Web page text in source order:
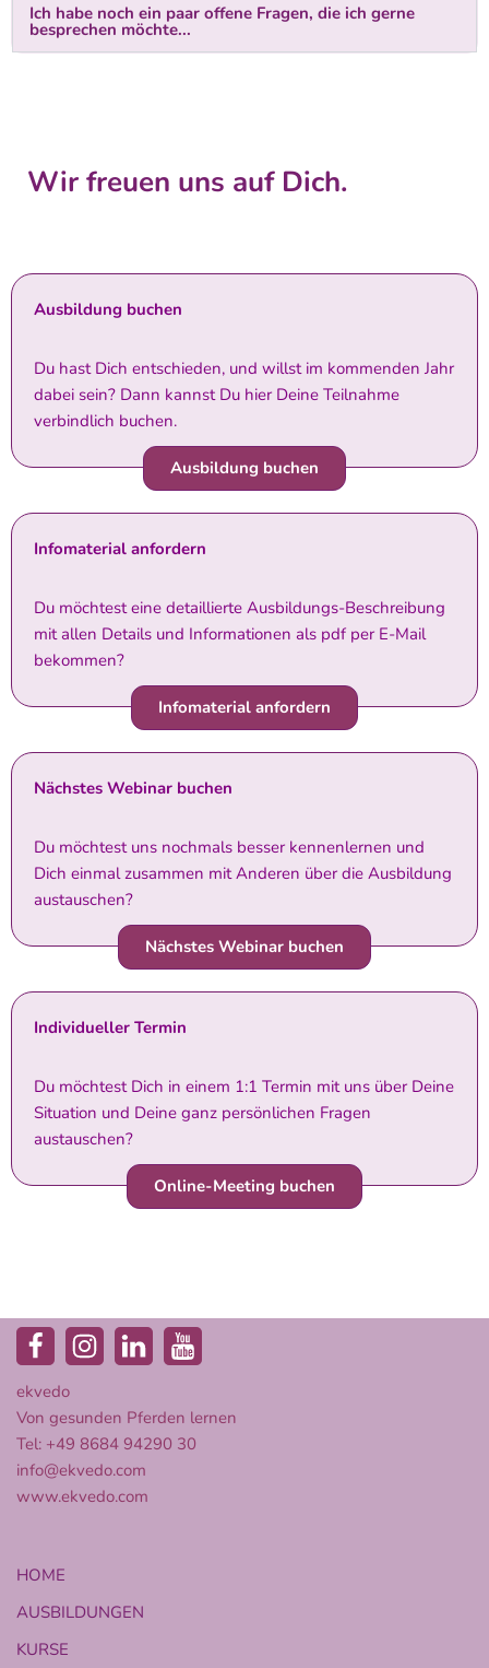
Ich habe noch ein paar offene Fragen, die ich gerne
besprechen möchte...
Wir freuen uns auf Dich.
Ausbildung buchen
Du hast Dich entschieden, und willst im kommenden Jahr
dabei sein? Dann kannst Du hier Deine Teilnahme
verbindlich buchen.
Ausbildung buchen
Infomaterial anfordern
Du möchtest eine detaillierte Ausbildungs-Beschreibung
mit allen Details und Informationen als pdf per E-Mail
bekommen?
Infomaterial anfordern
Nächstes Webinar buchen
Du möchtest uns nochmals besser kennenlernen und
Dich einmal zusammen mit Anderen über die Ausbildung
austauschen?
Nächstes Webinar buchen
Individueller Termin
Du möchtest Dich in einem 1:1 Termin mit uns über Deine
Situation und Deine ganz persönlichen Fragen
austauschen?
Online-Meeting buchen
ekvedo
Von gesunden Pferden lernen
Tel: +49 8684 94290 30
info@ekvedo.com
www.ekvedo.com
HOME
AUSBILDUNGEN
KURSE